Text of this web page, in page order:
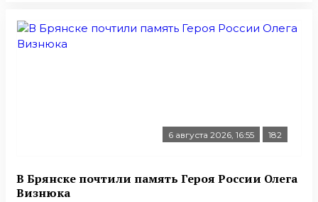
6 августа 2026, 16:55 182
В Брянске почтили память Героя России Олега
Визнюка